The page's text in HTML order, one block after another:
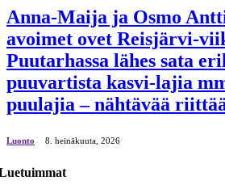
Anna-Maija ja Osmo
avoimet ovet Reisjärvi-
Puutarhassa lähes sata
puuvartista kasvi-lajia
puulajia – nähtävää
Luonto 8. heinäkuuta, 2026